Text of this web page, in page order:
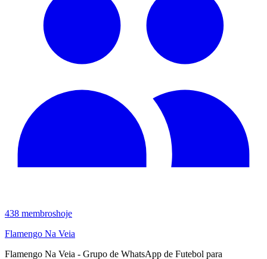
438 membroshoje
Flamengo Na Veia
Flamengo Na Veia - Grupo de WhatsApp de Futebol para